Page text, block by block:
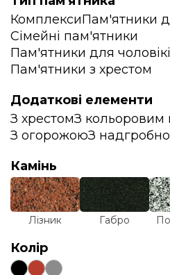
КомплексиПам'ятники
Сімейні пам'ятники
Пам'ятники для
Пам'ятники з хрестом
Додаткові елементи
З хрестомЗ кольоровим
З огорожоюЗ
Камінь
Лізник Габро
Колір